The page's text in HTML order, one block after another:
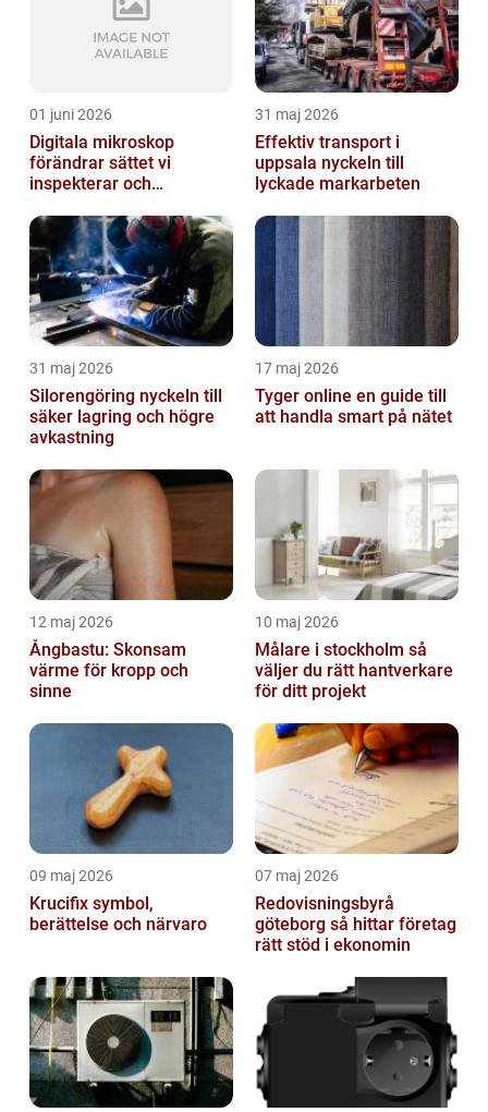
01 juni 2026
Digitala mikroskop
förändrar sättet vi
inspekterar och
31 maj 2026
Effektiv transport i
uppsala nyckeln till
lyckade markarbeten
31 maj 2026
Silorengöring nyckeln till
säker lagring och högre
avkastning
17 maj 2026
Tyger online en guide till
att handla smart på nätet
12 maj 2026
Ångbastu: Skonsam
värme för kropp och
sinne
10 maj 2026
Målare i stockholm så
väljer du rätt hantverkare
för ditt projekt
09 maj 2026
Krucifix symbol,
berättelse och närvaro
07 maj 2026
Redovisningsbyrå
göteborg så hittar företag
rätt stöd i ekonomin